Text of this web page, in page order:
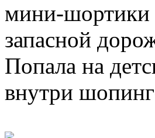
мини-шортики
запасной
Попала на
внутри